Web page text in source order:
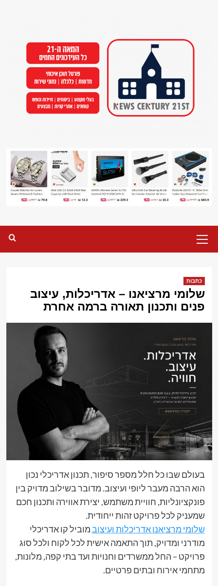
Menu
כתבות
שלומי מרציאנו – אדריכלות, עיצוב
פנים ותכנון תאורה ברמה אחרת
בעולם שבו כל חלל מספר סיפור, תכנון אדריכלי נכון
הוא הרבה מעבר ליופי ועיצוב. מדובר בשילוב מדויק בין
פונקציונליות, חוויית משתמש, יצירת אווירה ותכנון חכם
שמעניק לכל פרויקט זהות ייחודית.
שלומי מרציאנו אדריכלות ועיצובמוביל קו אדריכלי
מודרני ומדויק, תוך התאמה אישית לכל לקוח ולכל סוג
פרויקט – החל ממשרדים וחנויות ועד בתי קפה, מלונות,
מתחמי אירוח ובתים פרטיים.